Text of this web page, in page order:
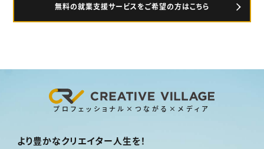
無料の就業支援サービスをご希望の方はこちら
プロフェッショナル×つながる×メディア
より豊かなクリエイター人生を！